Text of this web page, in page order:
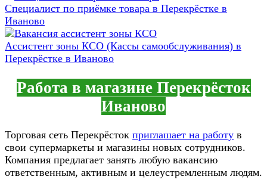
Специалист по приёмке товара в Перекрёстке в
Иваново
Ассистент зоны КСО (Кассы самообслуживания) в
Перекрёстке в Иваново
Работа в магазине Перекрёсток
Иваново
Торговая сеть Перекрёсток приглашает на работу в
свои супермаркеты и магазины новых сотрудников.
Компания предлагает занять любую вакансию
ответственным, активным и целеустремленным людям.